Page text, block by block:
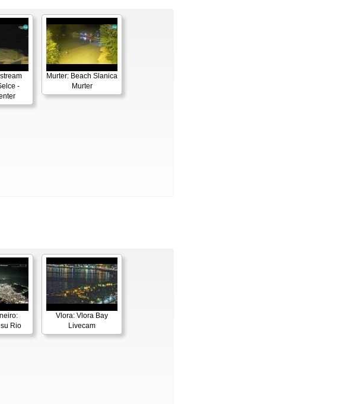
-
Murter: Beach Slanica
Murter
Rio
Vlora: Vlora Bay
Livecam